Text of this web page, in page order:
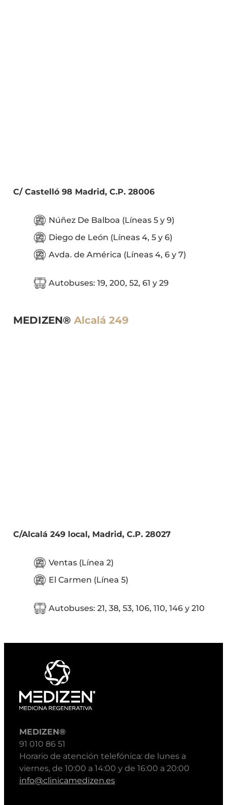
C/ Castelló 98 Madrid, C.P. 28006
Núñez De Balboa (Líneas 5 y 9)
Diego de León (Líneas 4, 5 y 6)
Avda. de América (Líneas 4, 6 y 7)
Autobuses: 19, 200, 52, 61 y 29
MEDIZEN® Alcalá 249
C/Alcalá 249 local, Madrid, C.P. 28027
Ventas (Línea 2)
El Carmen (Línea 5)
Autobuses: 21, 38, 53, 106, 110, 146 y 210
MEDIZEN®
91 010 86 51
Horario de atención telefónica: de lunes a
viernes, de 10:00 a 14:00 y de 16:00 a 20:00
info@clinicamedizen.es